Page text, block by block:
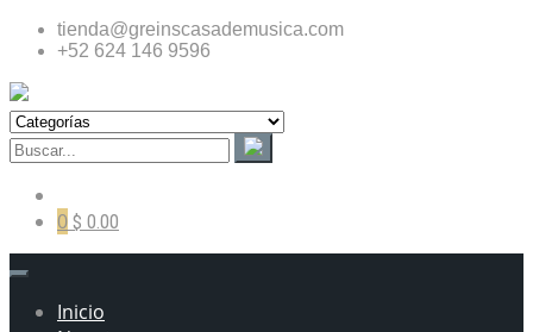
tienda@greinscasademusica.com
+52 624 146 9596
0 $ 0.00
Inicio